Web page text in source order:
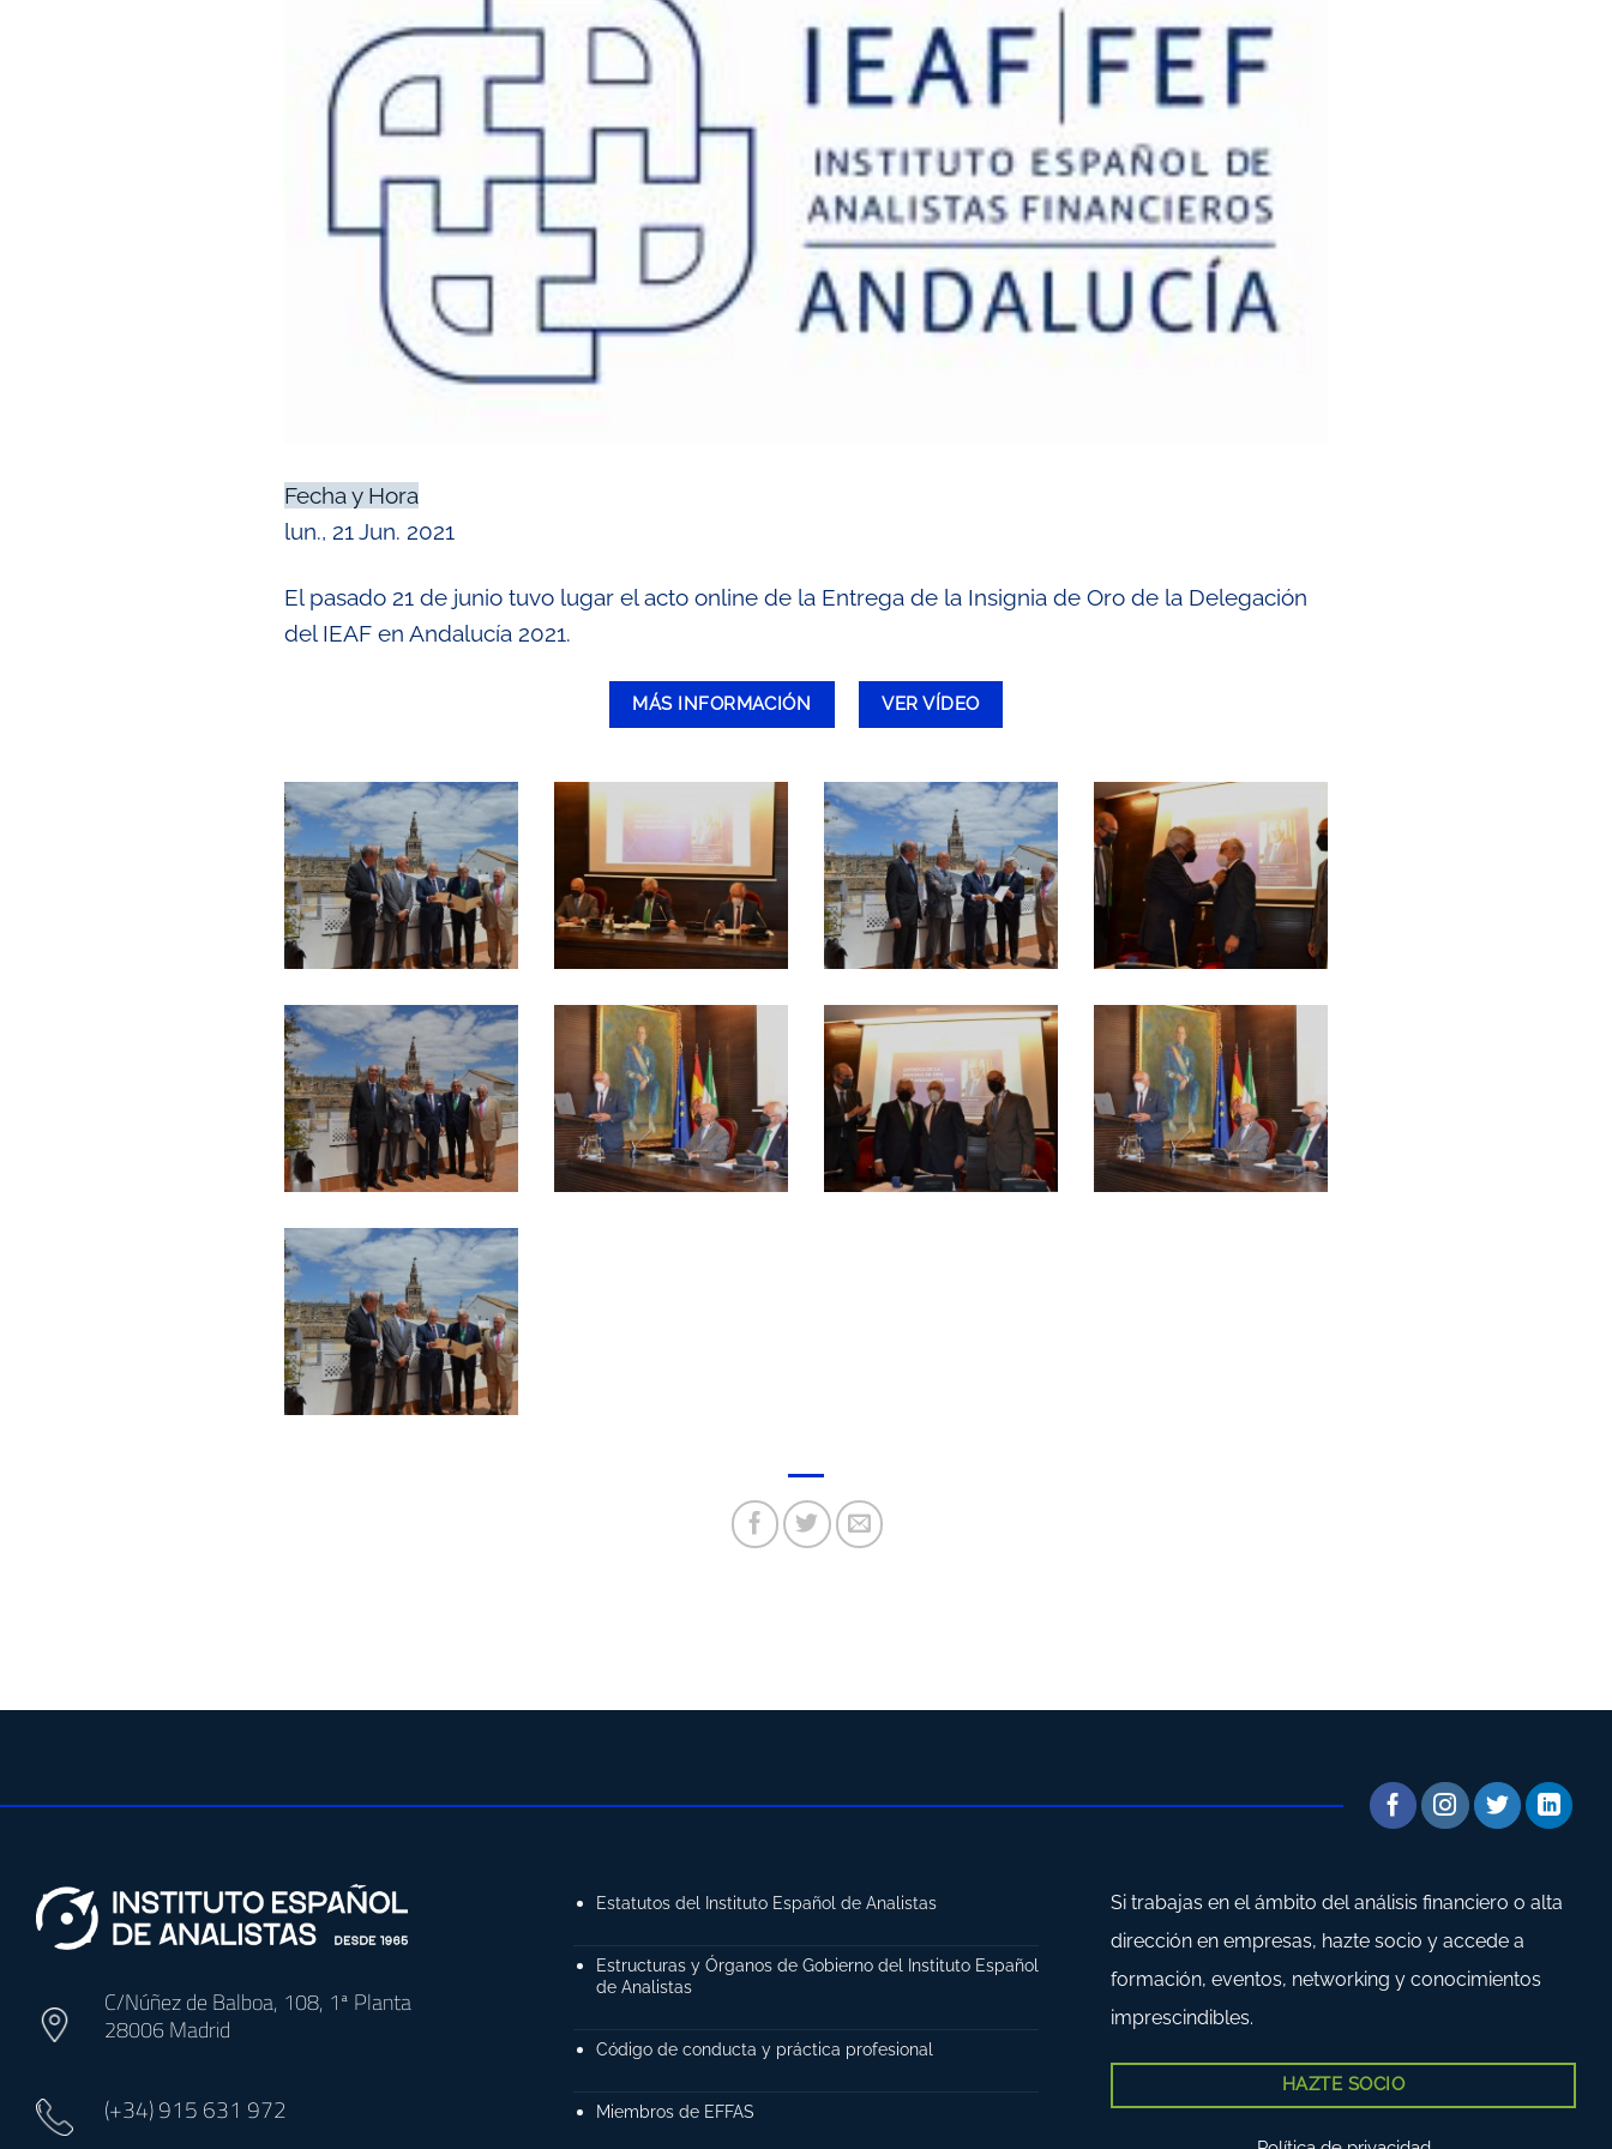
Fecha y Hora
lun., 21 Jun. 2021
El pasado 21 de junio tuvo lugar el acto online de la Entrega de la Insignia de Oro de la Delegación
del IEAF en Andalucía 2021.
MÁS INFORMACIÓN VER VÍDEO
C/Núñez de Balboa, 108, 1ª Planta
28006 Madrid
(+34)915 631 972
Estatutos del Instituto Español de Analistas
Estructuras y Órganos de Gobierno del Instituto Español
de Analistas
Código de conducta y práctica profesional
Miembros de EFFAS
Si trabajas en el ámbito del análisis financiero o alta
dirección en empresas, hazte socio y accede a
formación, eventos, networking y conocimientos
imprescindibles.
HAZTE SOCIO